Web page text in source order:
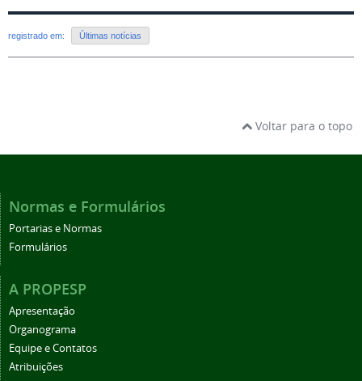
registrado em: Últimas notícias
Voltar para o topo
Normas e Formulários
Portarias e Normas
Formulários
A PROPESP
Apresentação
Organograma
Equipe e Contatos
Atribuições